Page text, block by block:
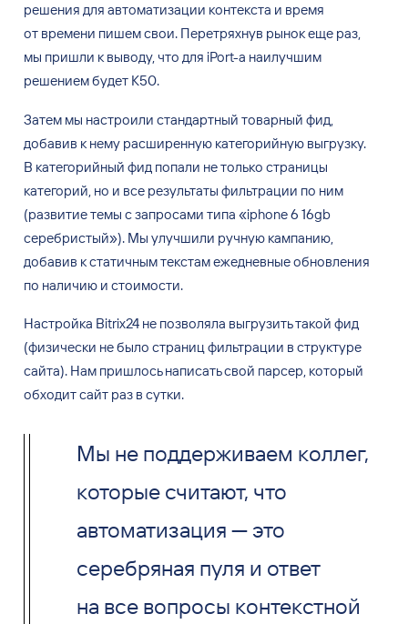
решения для автоматизации контекста и время
от времени пишем свои. Перетряхнув рынок еще раз,
мы пришли к выводу, что для iPort-а наилучшим
решением будет K50.
Затем мы настроили стандартный товарный фид,
добавив к нему расширенную категорийную выгрузку.
В категорийный фид попали нетолько страницы
категорий, но и все результаты фильтрации по ним
(развитие темы сзапросами типа «iphone 6 16gb
серебристый»). Мы улучшили ручную кампанию,
добавив кстатичным текстам ежедневные обновления
по наличию и стоимости.
Настройка Bitrix24 не позволяла выгрузить такой фид
(физически небыло страниц фильтрации в структуре
сайта). Нам пришлось написать свой парсер, который
обходит сайт раз в сутки.
Мы не поддерживаем коллег,
которые считают, что
автоматизация — это
серебряная пуля и ответ
на все вопросы контекстной